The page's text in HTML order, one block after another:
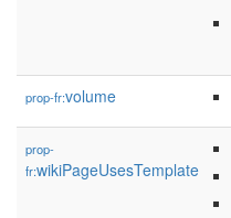
prop-fr:volume
prop-
fr:wikiPageUsesTemplate